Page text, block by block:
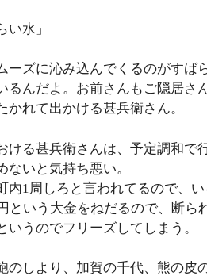
い水」
ズに沁み込んでくるのがすば
んだよ。お前さんもご隠居さ
れて出かける甚兵衛さん。
ける甚兵衛さんは、予定調和で
いと気持ち悪い。
1周しろと言われてるので、い
という大金をねだるので、断ら
うのでフリーズしてしまう。
のしより、加賀の千代、熊の皮